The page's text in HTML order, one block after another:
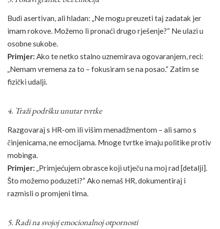
Budi asertivan, ali hladan: „Ne mogu preuzeti taj zadatak jer
imam rokove. Možemo li pronaći drugo rješenje?“ Ne ulazi u
osobne sukobe.
Primjer: Ako te netko stalno uznemirava ogovaranjem, reci:
„Nemam vremena za to – fokusiram se na posao.“ Zatim se
fizički udalji.
4. Traži podršku unutar tvrtke
Razgovaraj s HR-om ili višim menadžmentom – ali samo s
činjenicama, ne emocijama. Mnoge tvrtke imaju politike protiv
mobinga.
Primjer: „Primjećujem obrasce koji utječu na moj rad [detalji].
Što možemo poduzeti?“ Ako nemaš HR, dokumentiraj i
razmisli o promjeni tima.
5. Radi na svojoj emocionalnoj otpornosti